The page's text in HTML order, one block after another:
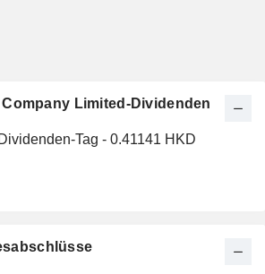
Limited-Dividenden
Tag - 0.41141 HKD